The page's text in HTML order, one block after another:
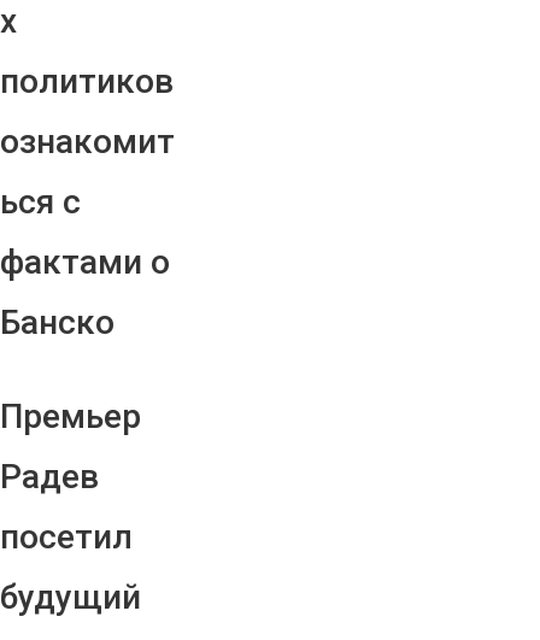
х
политиков
ознакомит
ься с
фактами о
Банско
Премьер
Радев
посетил
будущий